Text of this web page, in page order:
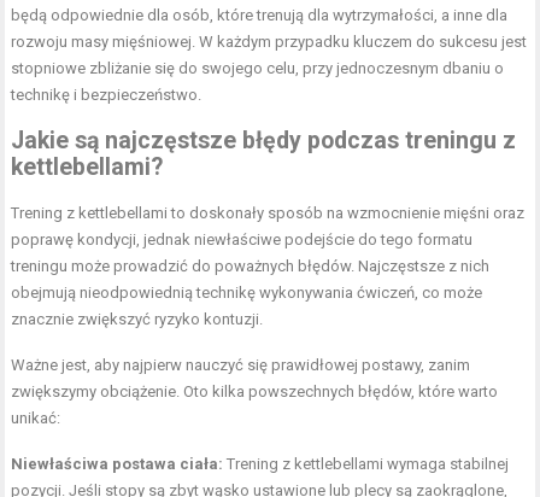
będą odpowiednie dla osób, które trenują dla wytrzymałości, a inne dla
rozwoju masy mięśniowej. W każdym przypadku kluczem do sukcesu jest
stopniowe zbliżanie się do swojego celu, przy jednoczesnym dbaniu o
technikę i bezpieczeństwo.
Jakie są najczęstsze błędy podczas treningu z
kettlebellami?
Trening z kettlebellami to doskonały sposób na wzmocnienie mięśni oraz
poprawę kondycji, jednak niewłaściwe podejście do tego formatu
treningu może prowadzić do poważnych błędów. Najczęstsze z nich
obejmują nieodpowiednią technikę wykonywania ćwiczeń, co może
znacznie zwiększyć ryzyko kontuzji.
Ważne jest, aby najpierw nauczyć się prawidłowej postawy, zanim
zwiększymy obciążenie. Oto kilka powszechnych błędów, które warto
unikać:
Niewłaściwa postawa ciała: Trening z kettlebellami wymaga stabilnej
pozycji. Jeśli stopy są zbyt wąsko ustawione lub plecy są zaokrąglone,